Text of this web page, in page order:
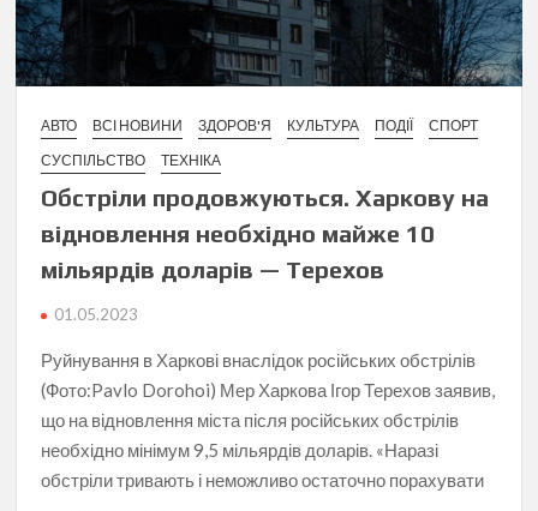
АВТО ВСІ НОВИНИ ЗДОРОВ'Я КУЛЬТУРА ПОДІЇ
СПОРТ
СУСПІЛЬСТВО
ТЕХНІКА
Обстріли продовжуються. Харкову на
відновлення необхідно майже 10
мільярдів доларів — Терехов
01.05.2023
Руйнування в Харкові внаслідок російських обстрілів
(Фото:Pavlo Dorohoi) Мер Харкова Ігор Терехов заявив,
що на відновлення міста після російських обстрілів
необхідно мінімум 9,5 мільярдів доларів. «Наразі
обстріли тривають і неможливо остаточно порахувати